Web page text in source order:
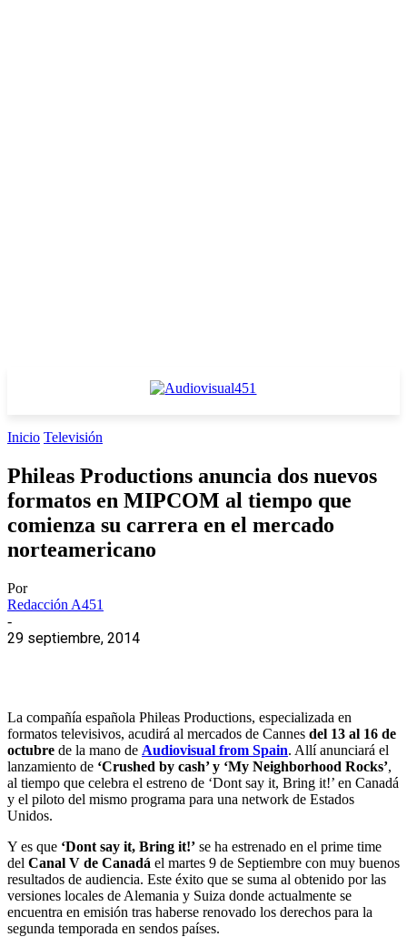
Inicio Televisión
Phileas Productions anuncia dos nuevos
formatos en MIPCOM al tiempo que
comienza su carrera en el mercado
norteamericano
Por
Redacción A451
-
29 septiembre, 2014
La compañía española Phileas Productions, especializada en
formatos televisivos, acudirá al mercados de Cannes del 13 al 16 de
octubre de la mano de Audiovisual from Spain. Allí anunciará el
lanzamiento de ‘Crushed by cash’ y ‘My Neighborhood Rocks’,
al tiempo que celebra el estreno de ‘Dont say it, Bring it!’ en Canadá
y el piloto del mismo programa para una network de Estados
Unidos.
Y es que ‘Dont say it, Bring it!’ se ha estrenado en el prime time
del Canal V de Canadá el martes 9 de Septiembre con muy buenos
resultados de audiencia. Este éxito que se suma al obtenido por las
versiones locales de Alemania y Suiza donde actualmente se
encuentra en emisión tras haberse renovado los derechos para la
segunda temporada en sendos países.